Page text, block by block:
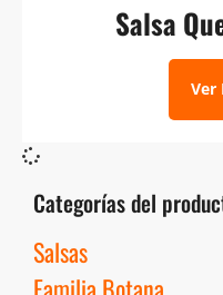
Categorías del
Salsas
Salsa
Ver